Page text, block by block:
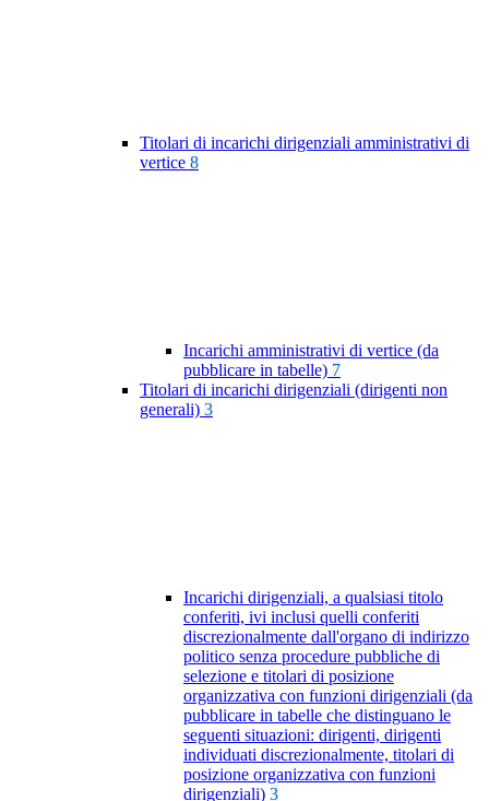
Titolari di incarichi dirigenziali amministrativi di
vertice 8
Incarichi amministrativi di vertice (da
pubblicare in tabelle) 7
Titolari di incarichi dirigenziali (dirigenti non
generali) 3
Incarichi dirigenziali, a qualsiasi titolo
conferiti, ivi inclusi quelli conferiti
discrezionalmente dall'organo di indirizzo
politico senza procedure pubbliche di
selezione e titolari di posizione
organizzativa con funzioni dirigenziali (da
pubblicare in tabelle che distinguano le
seguenti situazioni: dirigenti, dirigenti
individuati discrezionalmente, titolari di
posizione organizzativa con funzioni
dirigenziali) 3